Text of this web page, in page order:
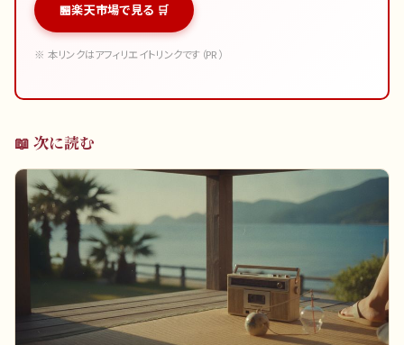
楽天市場で見る 🛒
※ 本リンクはアフィリエイトリンクです（PR）
📖 次に読む